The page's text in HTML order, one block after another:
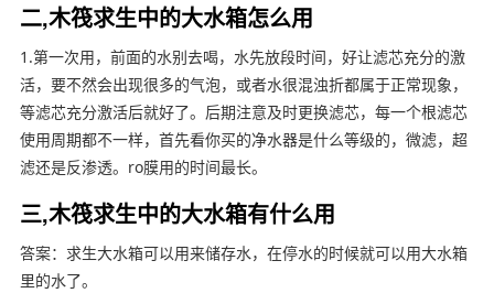
二,木筏求生中的大水箱怎么用
1.第一次用，前面的水别去喝，水先放段时间，好让滤芯充分的激
活，要不然会出现很多的气泡，或者水很混浊折都属于正常现象，
等滤芯充分激活后就好了。后期注意及时更换滤芯，每一个根滤芯
使用周期都不一样，首先看你买的净水器是什么等级的，微滤，超
滤还是反渗透。ro膜用的时间最长。
三,木筏求生中的大水箱有什么用
答案：求生大水箱可以用来储存水，在停水的时候就可以用大水箱
里的水了。